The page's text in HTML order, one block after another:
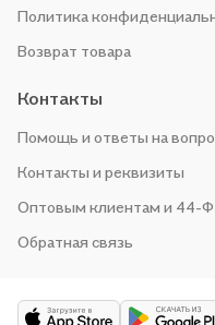
Политика
Возврат товара
Контакты
Помощь и ответы на
Контакты и реквизиты
Оптовым клиентам и 44-
Обратная связь